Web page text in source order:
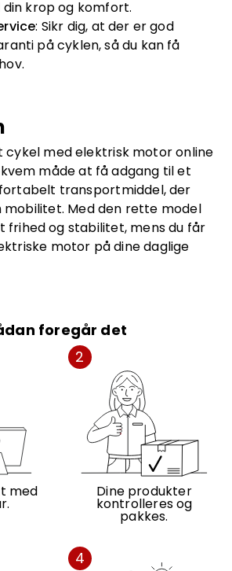
krop og komfort.
: Sikr dig, at der er god
på cyklen, så du kan få
cykel med elektrisk motor online
måde at få adgang til et
transportmiddel, der
mobilitet. Med den rette model
frihed og stabilitet, mens du får
motor på dine daglige
foregår det
med
2
Dine produkter
kontrolleres og
pakkes.
4